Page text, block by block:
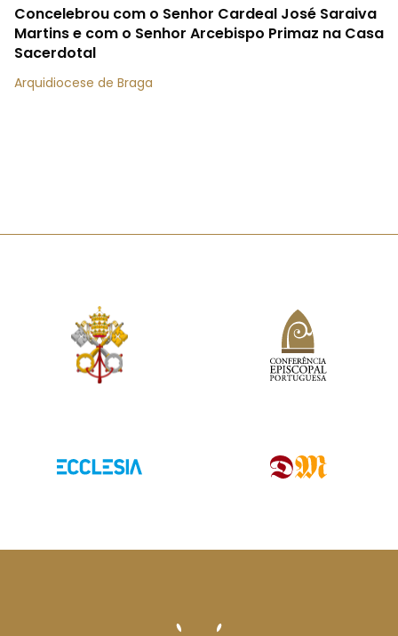
Concelebrou com o Senhor Cardeal José Saraiva
Martins e com o Senhor Arcebispo Primaz na Casa
Sacerdotal
Arquidiocese de Braga